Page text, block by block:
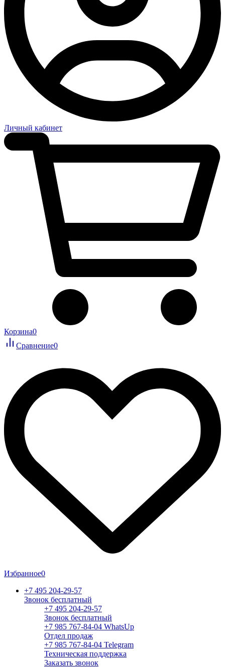
Личный кабинет
Корзина0
Сравнение0
Избранное0
+7 495 204-29-57
Звонок бесплатный
+7 495 204-29-57
Звонок бесплатный
+7 985 767-84-04 WhatsUp
Отдел продаж
+7 985 767-84-04 Telegram
Техническая поддержка
Заказать звонок